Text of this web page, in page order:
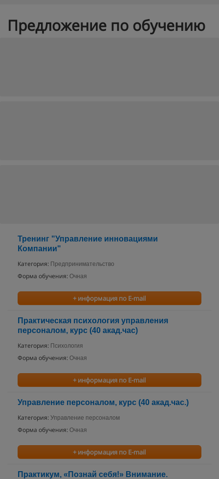
Предложение по обучению
Тренинг "Управление инновациями
Компании"
Категория: Предпринимательство
Форма обучения: Очная
+ информация по E-mail
Практическая психология управления
персоналом, курс (40 акад.час)
Категория: Психология
Форма обучения: Очная
+ информация по E-mail
Управление персоналом, курс (40 акад.час.)
Категория: Управление персоналом
Форма обучения: Очная
+ информация по E-mail
Практикум, «Познай себя!» Внимание.